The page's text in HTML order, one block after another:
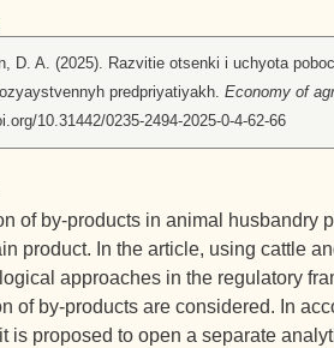
D. A. (2025). Razvitie otsenki i uchyota
predpriyatiyakh. Economy of
10.31442/0235-2494-2025-0-4-62-66
of by-products in animal husbandry
product. In the article, using cattle
approaches in the regulatory
of by-products are considered. In
is proposed to open a separate